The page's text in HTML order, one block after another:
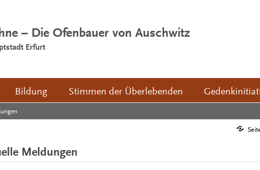
– Die Ofenbauer von Auschwitz
Erfurt
Bildung Stimmen der Überlebenden
Meldungen